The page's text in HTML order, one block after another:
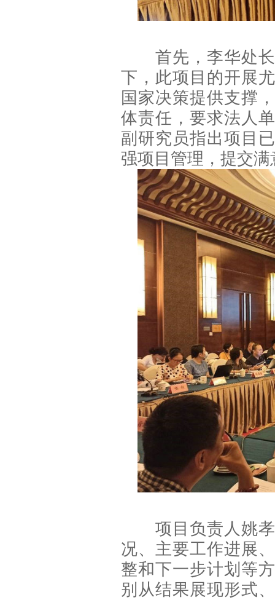
首先，李华处长
下，此项目的开展
国家决策提供支撑
体责任，要求法人
副研究员指出项目
强项目管理，提交
项目负责人姚孝
况、主要工作进展
整和下一步计划等
别从结果展现形式